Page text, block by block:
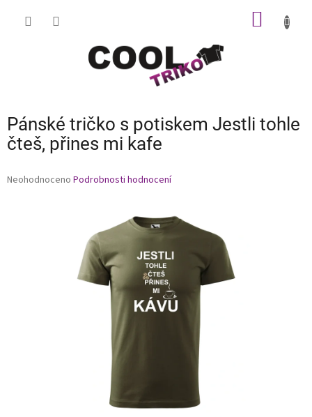
Pánské tričko s potiskem Jestli tohle
čteš, přines mi kafe
Průměrné
Neohodnoceno Podrobnosti hodnocení